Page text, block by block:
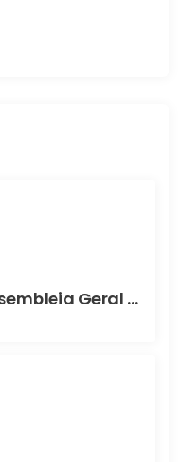
Convocação para Assembleia Geral Ordinária